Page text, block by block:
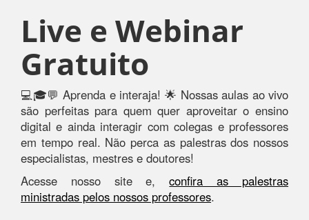
Live e Webinar
Gratuito
💻🎓💬 Aprenda e interaja! 🌟 Nossas aulas ao vivo
são perfeitas para quem quer aproveitar o ensino
digital e ainda interagir com colegas e professores
em tempo real. Não perca as palestras dos nossos
especialistas, mestres e doutores!
Acesse nosso site e,confira as palestras
ministradas pelos nossos professores.